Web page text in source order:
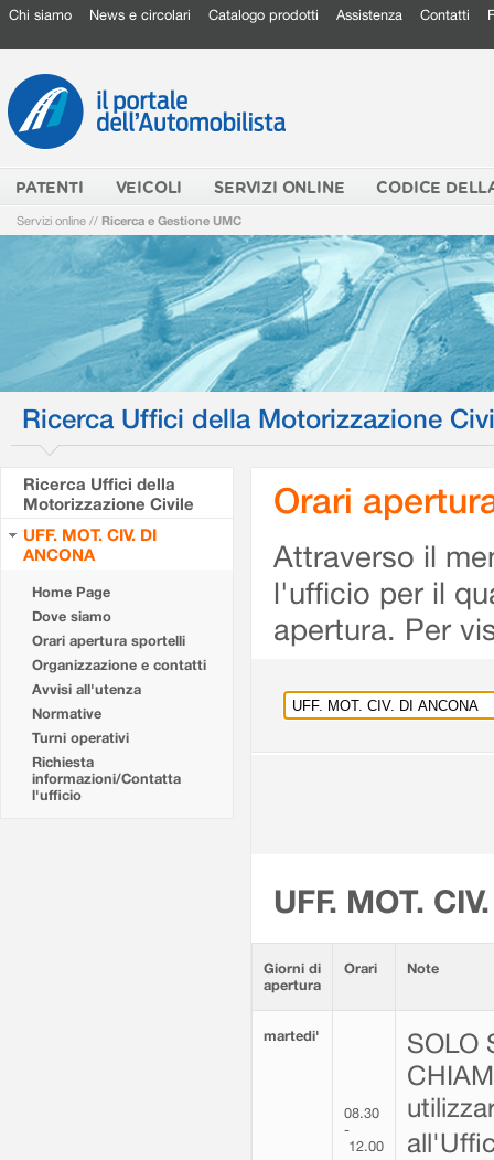
Chi siamo News e circolari Catalogo prodotti Assistenza Contatti
PATENTI VEICOLI SERVIZI ONLINE CODICE
Servizi online // Ricerca e Gestione UMC
Ricerca Uffici della Motorizzazione
Ricerca Uffici della
Motorizzazione Civile
UFF. MOT. CIV. DI
ANCONA
Home Page
Dove siamo
Orari apertura sportelli
Organizzazione e contatti
Avvisi all'utenza
Normative
Turni operativi
Richiesta
informazioni/Contatta
l'ufficio
Orari
Attraverso il
l'ufficio per il
apertura. Per
UFF. MOT.
Giorni di
apertura
Orari Note
martedi'
08.30
-
12.00
SOLO